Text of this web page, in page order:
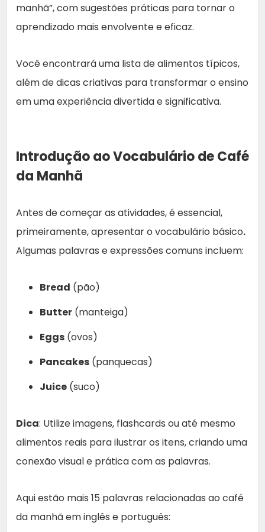
manhã”, com sugestões práticas para tornar o
aprendizado mais envolvente e eficaz.
Você encontrará uma lista de alimentos típicos,
além de dicas criativas para transformar o ensino
em uma experiência divertida e significativa.
Introdução ao Vocabulário de Café
da Manhã
Antes de começar as atividades, é essencial,
primeiramente, apresentar o vocabulário básico.
Algumas palavras e expressões comuns incluem:
Bread (pão)
Butter (manteiga)
Eggs (ovos)
Pancakes (panquecas)
Juice (suco)
Dica: Utilize imagens, flashcards ou até mesmo
alimentos reais para ilustrar os itens, criando uma
conexão visual e prática com as palavras.
Aqui estão mais 15 palavras relacionadas ao café
da manhã em inglês e português: